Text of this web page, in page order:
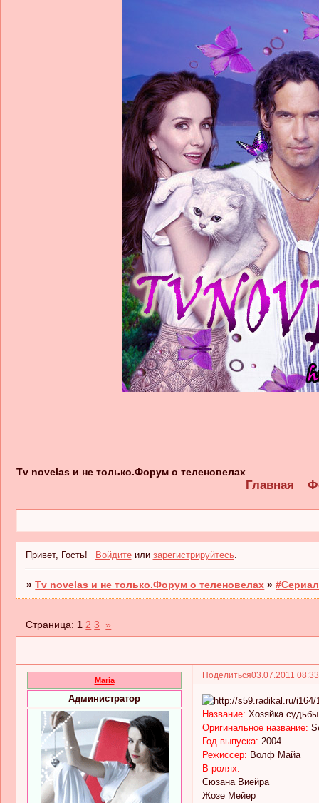
Tv novelas и не только.Форум о теленовелах
Главная
Привет, Гость! Войдитеили зарегистрируйтесь.
»Tv novelas и не только.Форум о теленовелах »
Страница:1 2 3 »
Поделиться03.07.2011
Maria
Администратор
Название: Хозяйка судьбы
Оригинальное название:
Год выпуска: 2004
Режиссер: Волф Майа
В ролях:
Сюзана Виейра
Жозе Мейер